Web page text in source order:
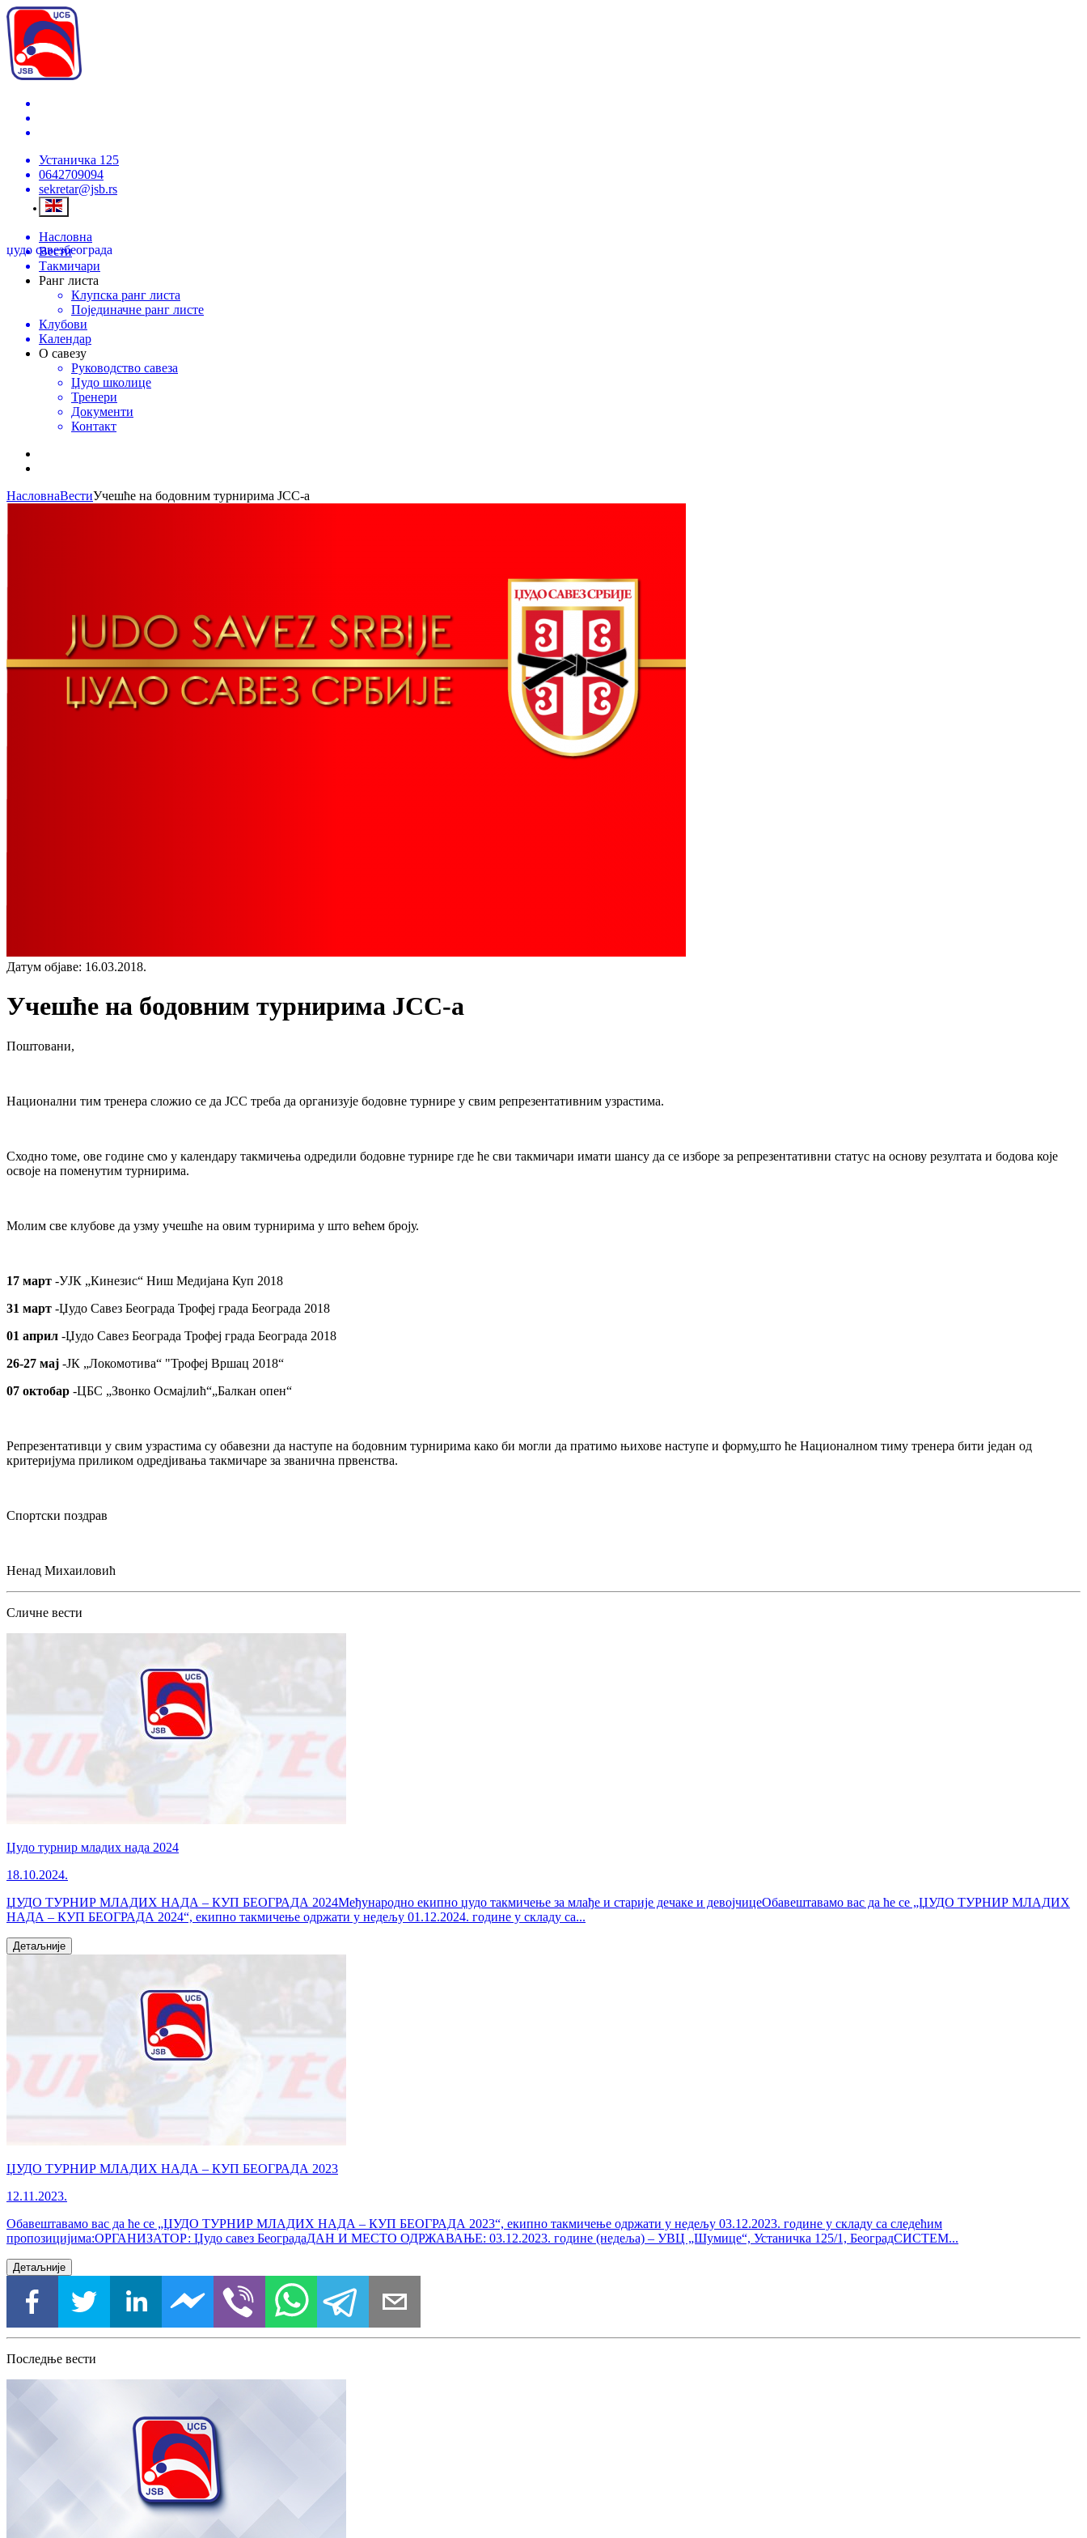
Устаничка 125
0642709094
sekretar@jsb.rs
џудо савезбеограда
Насловна
Вести
Такмичари
Ранг листа
Клупска ранг листа
Појединачне ранг листе
Клубови
Календар
О савезу
Руководство савеза
Џудо школице
Тренери
Документи
Контакт
НасловнаВестиУчешће на бодовним турнирима ЈСС-а
Датум објаве: 16.03.2018.
Учешће на бодовним турнирима ЈСС-а
Поштовани,
Национални тим тренера сложио се да ЈСС треба да организује бодовне турнире у свим репрезентативним узрастима.
Сходно томе, ове године смо у календару такмичења одредили бодовне турнире где ће сви такмичари имати шансу да се изборе за репрезентативни статус на основу резултата и бодова које
освоје на поменутим турнирима.
Молим све клубове да узму учешће на овим турнирима у што већем броју.
17 март -УЈК „Кинезис“ Ниш Медијана Куп 2018
31 март -Џудо Савез Београда Трофеј града Београда 2018
01 април -Џудо Савез Београда Трофеј града Београда 2018
26-27 мај -ЈК „Локомотива“ "Трофеј Вршац 2018“
07 октобар -ЦБС „Звонко Осмајлић“„Балкан опен“
Репрезентативци у свим узрастима су обавезни да наступе на бодовним турнирима како би могли да пратимо њихове наступе и форму,што ће Националном тиму тренера бити један од
критеријума приликом одредјивања такмичаре за званична првенства.
Спортски поздрав
Ненад Михаиловић
Сличне вести
Џудо турнир младих нада 2024
18.10.2024.
ЏУДО ТУРНИР МЛАДИХ НАДА – КУП БЕОГРАДА 2024Међународно екипно џудо такмичење за млађе и старије дечаке и девојчицеОбавештавамо вас да ће се „ЏУДО ТУРНИР МЛАДИХ
НАДА – КУП БЕОГРАДА 2024“, екипно такмичење одржати у недељу 01.12.2024. године у складу са...
Детаљније
ЏУДО ТУРНИР МЛАДИХ НАДА – КУП БЕОГРАДА 2023
12.11.2023.
Обавештавамо вас да ће се „ЏУДО ТУРНИР МЛАДИХ НАДА – КУП БЕОГРАДА 2023“, екипно такмичење одржати у недељу 03.12.2023. године у складу са следећим
пропозицијима:ОРГАНИЗАТОР: Џудо савез БеоградаДАН И МЕСТО ОДРЖАВАЊЕ: 03.12.2023. године (недеља) – УВЦ „Шумице“, Устаничка 125/1, БеоградСИСТЕМ...
Детаљније
Последње вести